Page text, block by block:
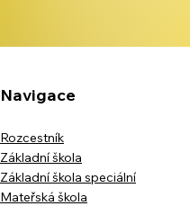
Navigace
Rozcestník
Základní škola
Základní škola speciální
Mateřská škola